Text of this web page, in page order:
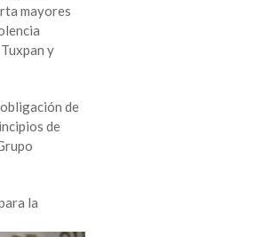
mayores
y
de
de
la